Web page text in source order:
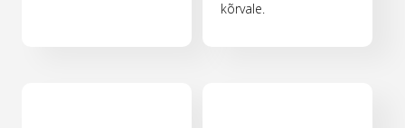
kõrvale.